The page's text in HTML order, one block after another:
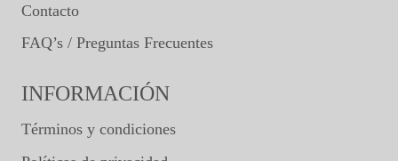
Contacto
FAQ’s / Preguntas Frecuentes
INFORMACIÓN
Términos y condiciones